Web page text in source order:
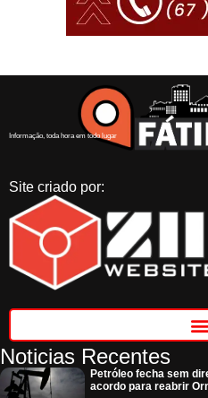
Informação, toda hora em todo lugar
Site criado por:
Noticias Recentes
Petróleo fecha sem
acordo para reabrir